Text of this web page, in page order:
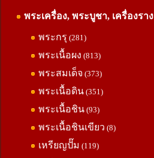
พระเครื่อง, พระบูชา, เครื่องราง
พระกรุ (281)
พระเนื้อผง (813)
พระสมเด็จ (373)
พระเนื้อดิน (351)
พระเนื้อชิน (93)
พระเนื้อชินเขียว (8)
เหรียญปั๊ม (119)